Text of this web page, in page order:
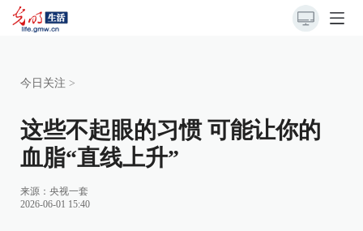
今日关注 >
这些不起眼的习惯 可能让你的
血脂“直线上升”
来源： 央视一套
2026-06-01 15:40